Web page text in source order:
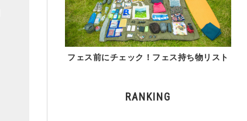
フェス前にチェック！フェス持ち物リスト
RANKING